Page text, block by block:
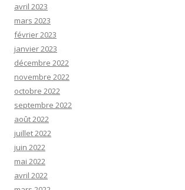
avril 2023
mars 2023
février 2023
janvier 2023
décembre 2022
novembre 2022
octobre 2022
septembre 2022
août 2022
juillet 2022
juin 2022
mai 2022
avril 2022